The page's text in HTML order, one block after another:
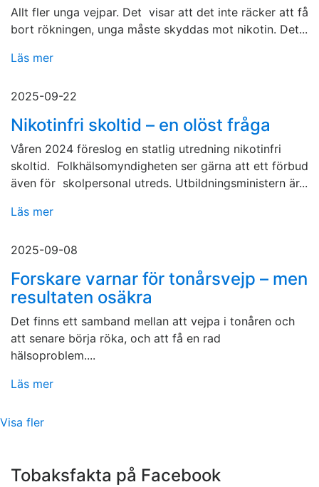
Allt fler unga vejpar. Det visar att det inte räcker att få
bort rökningen, unga måste skyddas mot nikotin. Det...
Läs mer
2025-09-22
Nikotinfri skoltid – en olöst fråga
Våren 2024 föreslog en statlig utredning nikotinfri
skoltid. Folkhälsomyndigheten ser gärna att ett förbud
även för skolpersonal utreds. Utbildningsministern är...
Läs mer
2025-09-08
Forskare varnar för tonårsvejp – men
resultaten osäkra
Det finns ett samband mellan att vejpa i tonåren och
att senare börja röka, och att få en rad
hälsoproblem....
Läs mer
Visa fler
Tobaksfakta på Facebook